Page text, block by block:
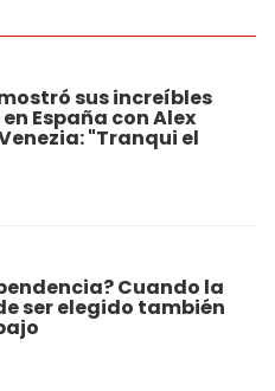
sus increíbles
España con Alex
"Tranqui el
Cuando la
ser elegido también